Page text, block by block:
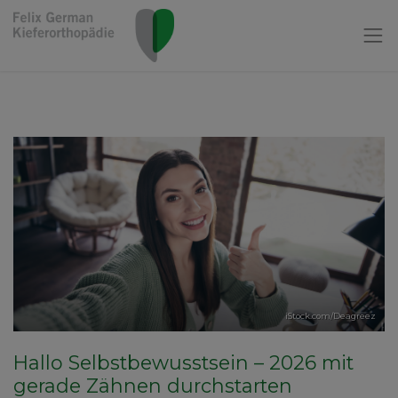
iStock.com/Deagreez
Hallo Selbstbewusstsein – 2026 mit
gerade Zähnen durchstarten